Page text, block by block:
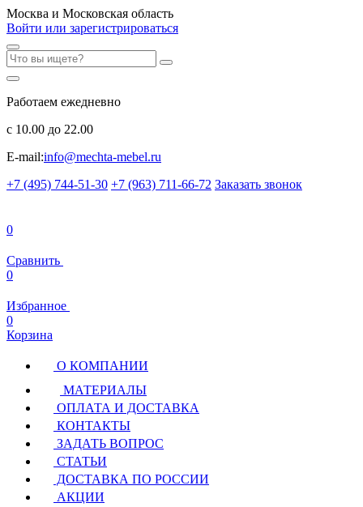
Москва и Московская область
Войти или зарегистрироваться
Работаем ежедневно
с 10.00 до 22.00
E-mail:info@mechta-mebel.ru
+7 (495) 744-51-30 +7 (963) 711-66-72 Заказать звонок
0
Сравнить
0
Избранное
0
Корзина
О КОМПАНИИ
МАТЕРИАЛЫ
ОПЛАТА И ДОСТАВКА
КОНТАКТЫ
ЗАДАТЬ ВОПРОС
СТАТЬИ
ДОСТАВКА ПО РОССИИ
АКЦИИ